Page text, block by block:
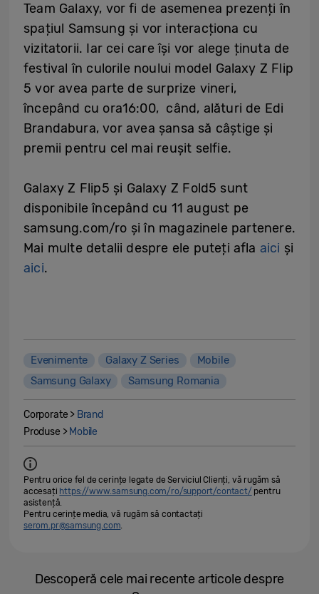
Team Galaxy, vor fi de asemenea prezenți în
spațiul Samsung și vor interacționa cu
vizitatorii. Iar cei care își vor alege ținuta de
festival în culorile noului model Galaxy Z Flip
5 vor avea parte de surprize vineri,
începând cu ora16:00, când, alături de Edi
Brandabura, vor avea șansa să câștige și
premii pentru cel mai reușit selfie.
Galaxy Z Flip5 și Galaxy Z Fold5 sunt
disponibile începând cu 11 august pe
samsung.com/ro și în magazinele partenere.
Mai multe detalii despre ele puteți afla aici și
aici.
Evenimente Galaxy Z Series
Mobile
Samsung Galaxy
Samsung Romania
Corporate > Brand
Produse > Mobile
Pentru orice fel de cerințe legate de Serviciul Clienți, vă rugăm să
accesați https://www.samsung.com/ro/support/contact/ pentru
asistență.
Pentru cerințe media, vă rugăm să contactați
serom.pr@samsung.com.
Descoperă cele mai recente articole despre